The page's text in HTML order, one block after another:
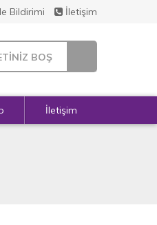
Bildirimi İletişim
BOŞ
İletişim